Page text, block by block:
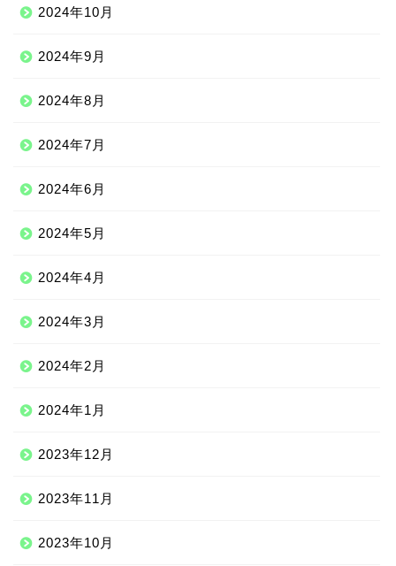
2024年10月
2024年9月
2024年8月
2024年7月
2024年6月
2024年5月
2024年4月
2024年3月
2024年2月
2024年1月
2023年12月
2023年11月
2023年10月